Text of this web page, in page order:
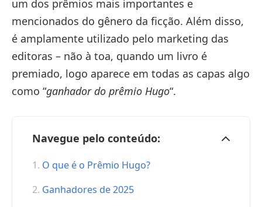
um dos prêmios mais importantes e
mencionados do gênero da ficção. Além disso,
é amplamente utilizado pelo marketing das
editoras – não à toa, quando um livro é
premiado, logo aparece em todas as capas algo
como “ganhador do prêmio Hugo“.
Navegue pelo conteúdo:
O que é o Prêmio Hugo?
Ganhadores de 2025